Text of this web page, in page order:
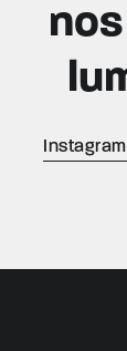
Instagram